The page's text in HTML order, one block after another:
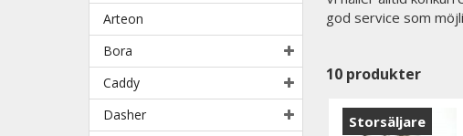
Arteon
Bora
Caddy
Dasher
god service som
10 produkter
Storsäljare